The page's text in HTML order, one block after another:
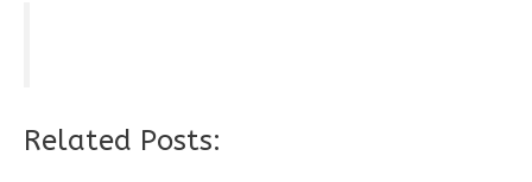
Related Posts: